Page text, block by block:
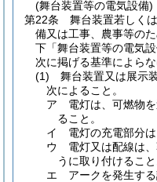
(舞台装置等の電気設備)
第22条
舞台装置若しく
備又は工事、農事等の
下「舞台装置等の電気
次に掲げる基準によらな
(1)
舞台装置又は展示
次によること。
ア
電灯は、可燃物
ること。
イ
電灯の充電部分
ウ
電灯又は配線は
うに取り付けること
エ
アークを発生す